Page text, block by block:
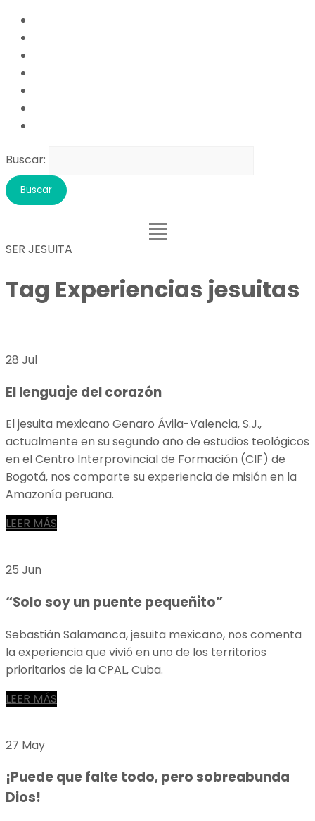
Buscar:
SER JESUITA
Tag Experiencias jesuitas
28 Jul
El lenguaje del corazón
El jesuita mexicano Genaro Ávila-Valencia, S.J.,
actualmente en su segundo año de estudios teológicos
en el Centro Interprovincial de Formación (CIF) de
Bogotá, nos comparte su experiencia de misión en la
Amazonía peruana.
LEER MÁS
25 Jun
“Solo soy un puente pequeñito”
Sebastián Salamanca, jesuita mexicano, nos comenta
la experiencia que vivió en uno de los territorios
prioritarios de la CPAL, Cuba.
LEER MÁS
27 May
¡Puede que falte todo, pero sobreabunda
Dios!